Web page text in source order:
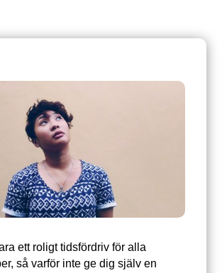
ett roligt tidsfördriv för alla
så varför inte ge dig själv en